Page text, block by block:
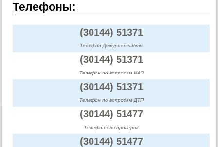
Телефоны:
(30144) 51371
Телефон Дежурной части
(30144) 51371
Телефон по вопросам ИАЗ
(30144) 51371
Телефон по вопросам ДТП
(30144) 51477
Телефон для проверок
(30144) 51477